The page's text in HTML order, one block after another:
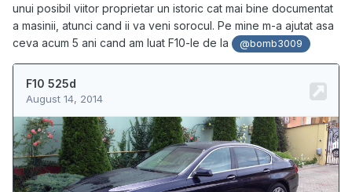
unui posibil viitor proprietar un istoric cat mai bine documentat
a masinii, atunci cand ii va veni sorocul. Pe mine m-a ajutat asa
ceva acum 5 ani cand am luat F10-le de la
@bomb3009